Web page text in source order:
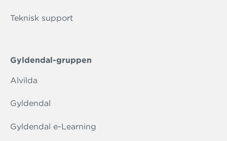
Teknisk support
Gyldendal-gruppen
Alvilda
Gyldendal
Gyldendal e-Learning